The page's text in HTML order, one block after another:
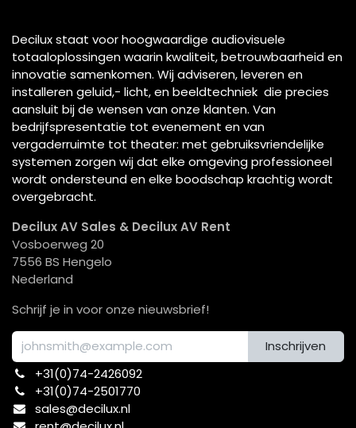
Decilux staat voor hoogwaardige audiovisuele
totaaloplossingen waarin kwaliteit, betrouwbaarheid en
innovatie samenkomen. Wij adviseren, leveren en
installeren geluid,- licht, en beeldtechniek die precies
aansluit bij de wensen van onze klanten. Van
bedrijfspresentatie tot evenement en van
vergaderruimte tot theater: met gebruiksvriendelijke
systemen zorgen wij dat elke omgeving professioneel
wordt ondersteund en elke boodschap krachtig wordt
overgebracht.
Decilux AV Sales & Decilux AV Rent
Vosboerweg 20
7556 BS Hengelo
Nederland
Schrijf je in voor onze nieuwsbrief!
Inschrijven
+31(0)74-2426092​
+31(0)74-2501770
sales@decilux.nl